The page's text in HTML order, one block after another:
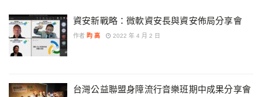
資安新戰略：微軟資安長與資安佈局分享會
作者 昀 高 2022 年 4 月 2 日
台灣公益聯盟身障流行音樂班期中成果分享會